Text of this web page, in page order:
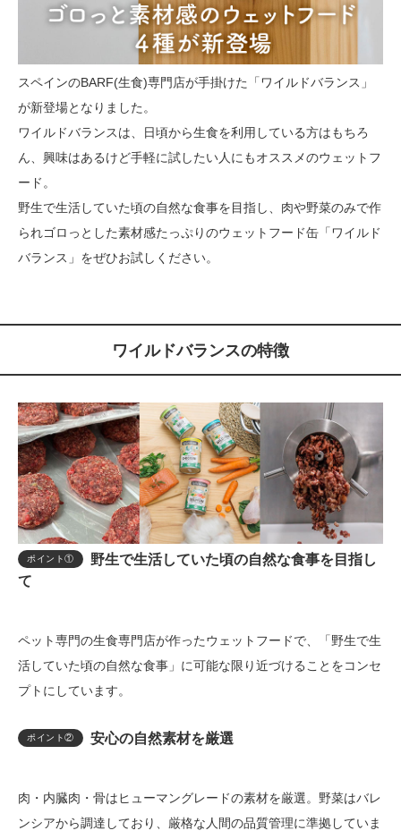
スペインのBARF(生食)専門店が手掛けた「ワイルドバランス」
が新登場となりました。
ワイルドバランスは、日頃から生食を利用している方はもちろ
ん、興味はあるけど手軽に試したい人にもオススメのウェットフ
ード。
野生で生活していた頃の自然な食事を目指し、肉や野菜のみで作
られゴロっとした素材感たっぷりのウェットフード缶「ワイルド
バランス」をぜひお試しください。
ワイルドバランスの特徴
ポイント①
野生で生活していた頃の自然な食事を目指し
て
ペット専門の生食専門店が作ったウェットフードで、「野生で生
活していた頃の自然な食事」に可能な限り近づけることをコンセ
プトにしています。
ポイント② 安心の自然素材を厳選
肉・内臓肉・骨はヒューマングレードの素材を厳選。野菜はバレ
ンシアから調達しており、厳格な人間の品質管理に準拠していま